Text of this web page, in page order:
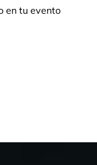
en tu evento